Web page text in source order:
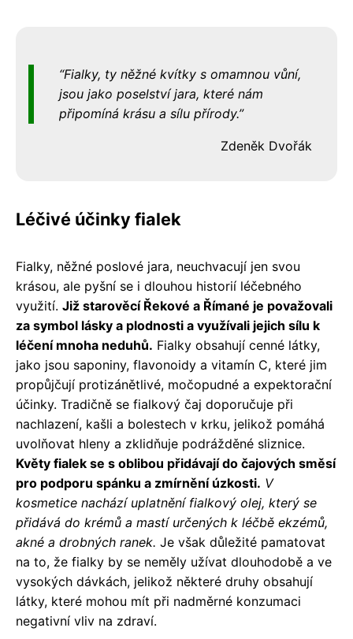
Fialky, ty něžné kvítky s omamnou vůní,
jsou jako poselství jara, které nám
připomíná krásu a sílu přírody.
Zdeněk Dvořák
Léčivé účinky fialek
Fialky, něžné poslové jara, neuchvacují jen svou
krásou, ale pyšní se i dlouhou historií léčebného
využití. Již starověcí Řekové a Římané je považovali
za symbol lásky a plodnosti a využívali jejich sílu k
léčení mnoha neduhů. Fialky obsahují cenné látky,
jako jsou saponiny, flavonoidy a vitamín C, které jim
propůjčují protizánětlivé, močopudné a expektorační
účinky. Tradičně se fialkový čaj doporučuje při
nachlazení, kašli a bolestech v krku, jelikož pomáhá
uvolňovat hleny a zklidňuje podrážděné sliznice.
Květy fialek se s oblibou přidávají do čajových směsí
pro podporu spánku a zmírnění úzkosti. V
kosmetice nachází uplatnění fialkový olej, který se
přidává do krémů a mastí určených k léčbě ekzémů,
akné a drobných ranek. Je však důležité pamatovat
na to, že fialky by se neměly užívat dlouhodobě a ve
vysokých dávkách, jelikož některé druhy obsahují
látky, které mohou mít při nadměrné konzumaci
negativní vliv na zdraví.